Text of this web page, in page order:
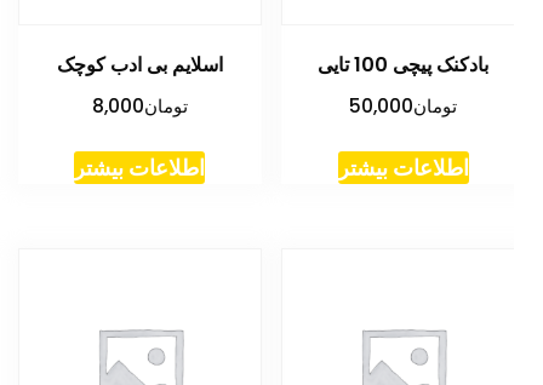
بادکنک پیچی 100 تایی
تومان50,000
اطلاعات بیشتر
اسلایم بی ادب کوچک
تومان8,000
اطلاعات بیشتر